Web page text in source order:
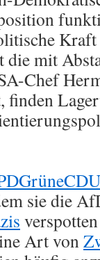
mit
Chef
finden
sie die
Art von